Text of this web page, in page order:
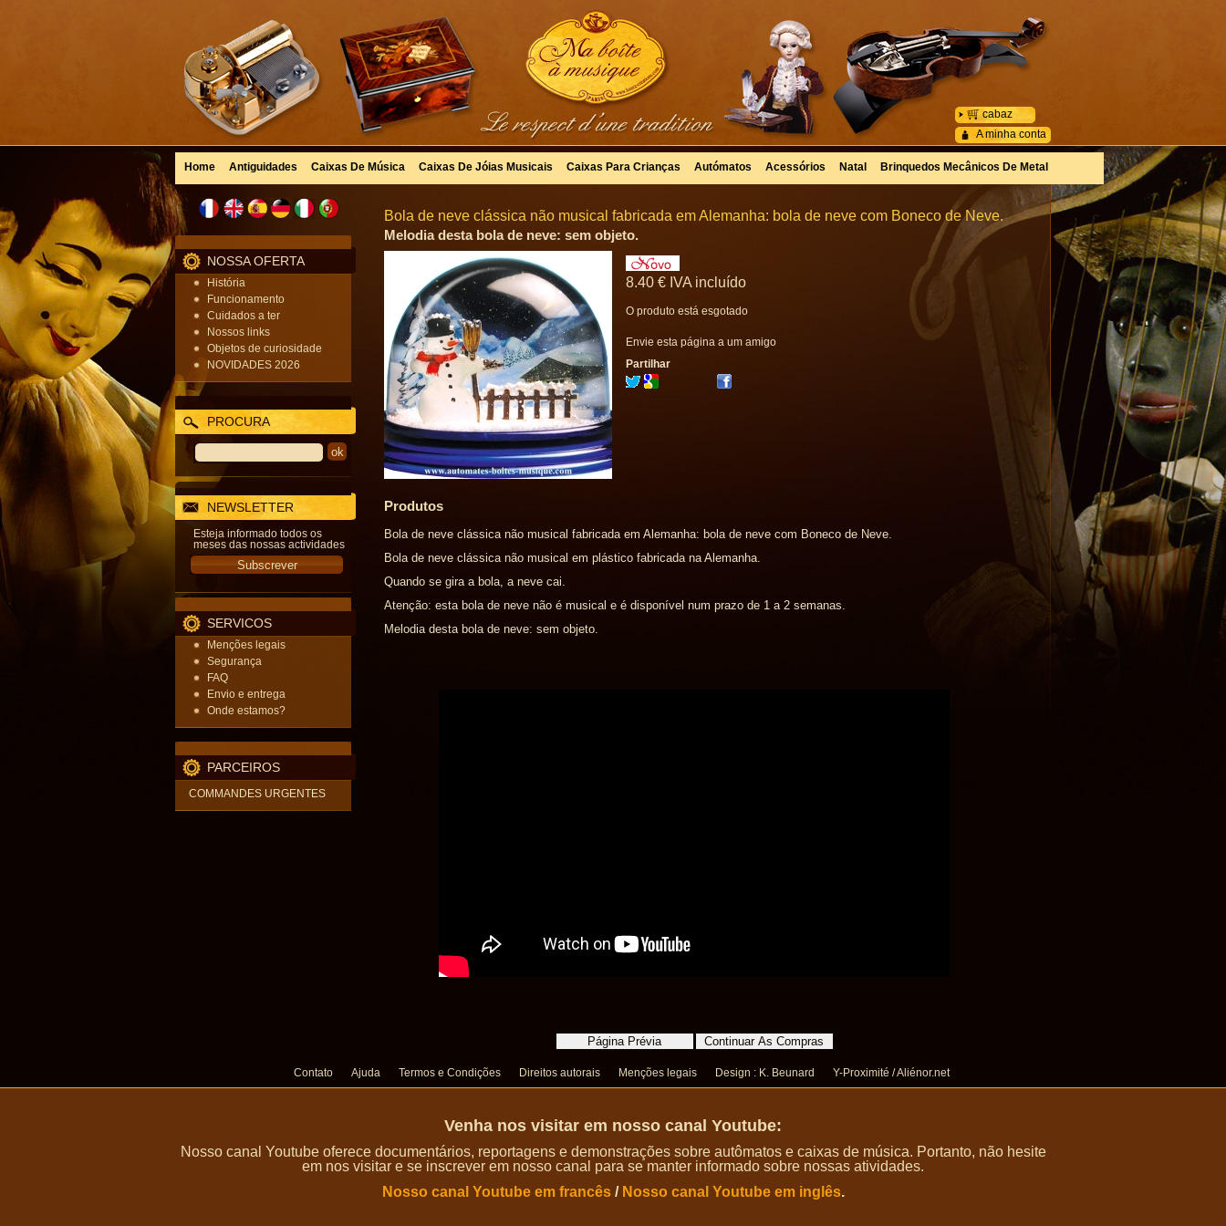
A minha conta
cabaz
Home Antiguidades Caixas De Música Caixas De Jóias Musicais Caixas Para Crianças Autómatos Acessórios Natal Brinquedos Mecânicos De Metal
NOSSA OFERTA
História
Funcionamento
Cuidados a ter
Nossos links
Objetos de curiosidade
NOVIDADES 2026
PROCURA
NEWSLETTER
Esteja informado todos os
meses das nossas actividades
SERVICOS
Menções legais
Segurança
FAQ
Envio e entrega
Onde estamos?
PARCEIROS
COMMANDES URGENTES
Bola de neve clássica não musical fabricada em Alemanha: bola de neve com Boneco de Neve.
Melodia desta bola de neve: sem objeto.
8.40 € IVA incluído
O produto está esgotado
Envie esta página a um amigo
Partilhar
Produtos
Bola de neve clássica não musical fabricada em Alemanha: bola de neve com Boneco de Neve.
Bola de neve clássica não musical em plástico fabricada na Alemanha.
Quando se gira a bola, a neve cai.
Atenção: esta bola de neve não é musical e é disponível num prazo de 1 a 2 semanas.
Melodia desta bola de neve: sem objeto.
Contato Ajuda Termos e Condições Direitos autorais Menções legais Design : K. Beunard Y-Proximité / Aliénor.net
Venha nos visitar em nosso canal Youtube:
Nosso canal Youtube oferece documentários, reportagens e demonstrações sobre autômatos e caixas de música. Portanto, não hesite
em nos visitar e se inscrever em nosso canal para se manter informado sobre nossas atividades.
Nosso canal Youtube em francês/ Nosso canal Youtube em inglês.